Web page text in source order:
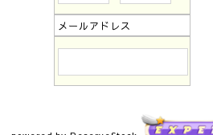
メールアドレス